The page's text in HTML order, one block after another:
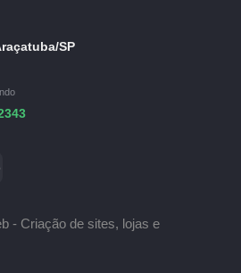
SP
- Criação de sites, lojas e